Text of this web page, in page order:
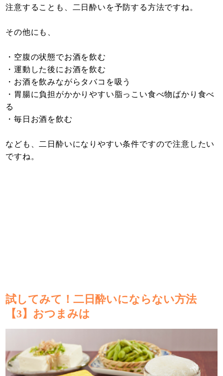
注意することも、二日酔いを予防する方法ですね。
その他にも、
・空腹の状態でお酒を飲む
・運動した後にお酒を飲む
・お酒を飲みながらタバコを吸う
・胃腸に負担がかかりやすい脂っこい食べ物ばかり食べ
る
・毎日お酒を飲む
なども、二日酔いになりやすい条件ですので注意したい
ですね。
試してみて！二日酔いにならない方法
【3】おつまみは